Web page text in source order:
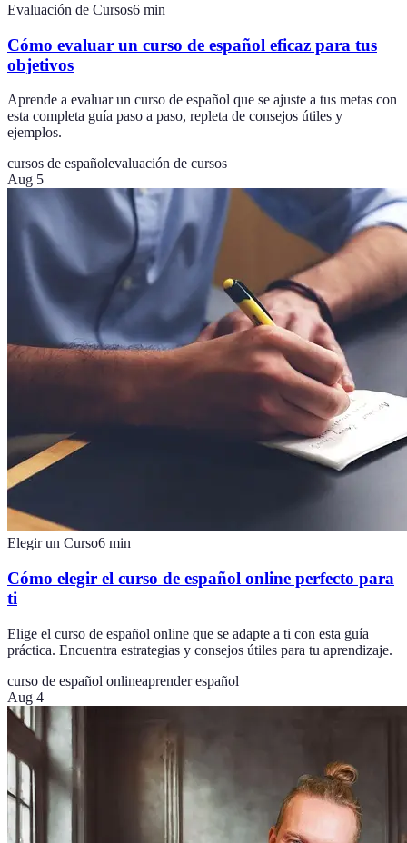
Evaluación de Cursos6 min
Cómo evaluar un curso de español eficaz para tus
objetivos
Aprende a evaluar un curso de español que se ajuste a tus metas con
esta completa guía paso a paso, repleta de consejos útiles y
ejemplos.
cursos de españolevaluación de cursos
Aug 5
Elegir un Curso6 min
Cómo elegir el curso de español online perfecto para
ti
Elige el curso de español online que se adapte a ti con esta guía
práctica. Encuentra estrategias y consejos útiles para tu aprendizaje.
curso de español onlineaprender español
Aug 4